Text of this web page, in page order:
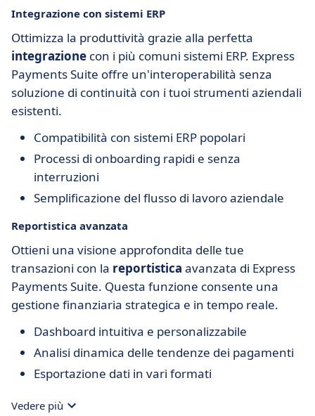
Integrazione con sistemi ERP
Ottimizza la produttività grazie alla perfetta
integrazione con i più comuni sistemi ERP. Express
Payments Suite offre un'interoperabilità senza
soluzione di continuità con i tuoi strumenti aziendali
esistenti.
Compatibilità con sistemi ERP popolari
Processi di onboarding rapidi e senza
interruzioni
Semplificazione del flusso di lavoro aziendale
Reportistica avanzata
Ottieni una visione approfondita delle tue
transazioni con la reportistica avanzata di Express
Payments Suite. Questa funzione consente una
gestione finanziaria strategica e in tempo reale.
Dashboard intuitiva e personalizzabile
Analisi dinamica delle tendenze dei pagamenti
Esportazione dati in vari formati
Vedere più